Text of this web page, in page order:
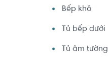
Bếp khô
Tủ bếp dưới
Tủ âm tường